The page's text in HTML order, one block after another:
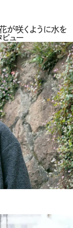
が咲くように水を
ュー